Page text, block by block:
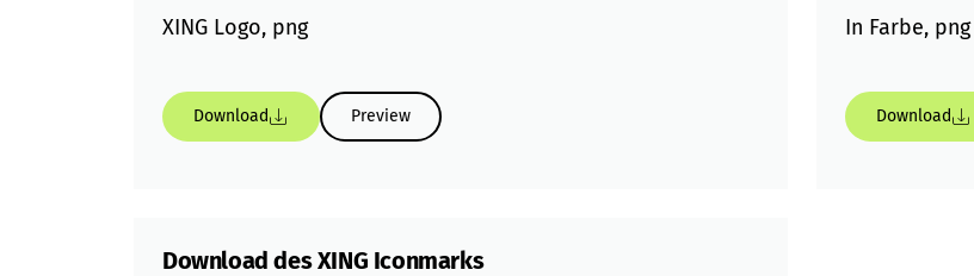
XING Logo, png
Download Preview
In Farbe, png
Download
Download des XING Iconmarks